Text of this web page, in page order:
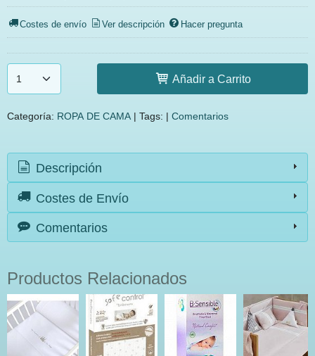
Costes de envío Ver descripción Hacer pregunta
Añadir a Carrito
Categoría: ROPA DE CAMA | Tags: | Comentarios
Descripción
Costes de Envío
Comentarios
Productos Relacionados